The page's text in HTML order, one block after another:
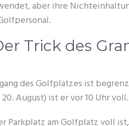
aber ihre
Trick des
des Golfplatzes ist
August) ist er vor 10 Uhr voll.
Parkplatz am Golfplatz voll